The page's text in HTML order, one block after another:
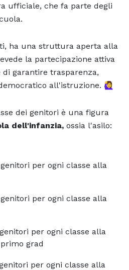
ufficiale, che fa parte degli
ha una struttura aperta alla
la partecipazione attiva
garantire trasparenza,
all'istruzione. 🙋‍♀️
dei genitori è una figura
dell'infanzia, ossia l'asilo:
per ogni classe alla
per ogni classe alla
per ogni classe alla
grad
per ogni classe alla